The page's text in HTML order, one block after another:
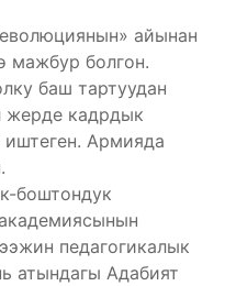
айынан
мажбур болгон.
баш тартуудан
жерде кадрдык
иштеген. Армияда
боштондук
педагогикалык
атындагы Адабият